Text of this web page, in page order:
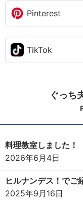
Pinterest
TikTok
ぐっち
料理教室しました！
2026年6月4日
ヒルナンデス！でご
2025年9月16日